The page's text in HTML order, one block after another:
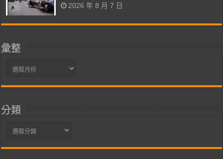
2026 年 8 月 7 日
彙整
彙
分類
分